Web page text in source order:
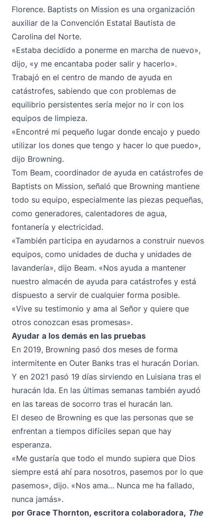
Florence. Baptists on Mission es una organización
auxiliar de la Convención Estatal Bautista de
Carolina del Norte.
«Estaba decidido a ponerme en marcha de nuevo»,
dijo, «y me encantaba poder salir y hacerlo».
Trabajó en el centro de mando de ayuda en
catástrofes, sabiendo que con problemas de
equilibrio persistentes sería mejor no ir con los
equipos de limpieza.
«Encontré mi pequeño lugar donde encajo y puedo
utilizar los dones que tengo y hacer lo que puedo»,
dijo Browning.
Tom Beam, coordinador de ayuda en catástrofes de
Baptists on Mission, señaló que Browning mantiene
todo su equipo, especialmente las piezas pequeñas,
como generadores, calentadores de agua,
fontanería y electricidad.
«También participa en ayudarnos a construir nuevos
equipos, como unidades de ducha y unidades de
lavandería», dijo Beam. «Nos ayuda a mantener
nuestro almacén de ayuda para catástrofes y está
dispuesto a servir de cualquier forma posible.
«Vive su testimonio y ama al Señor y quiere que
otros conozcan esas promesas».
Ayudar a los demás en las pruebas
En 2019, Browning pasó dos meses de forma
intermitente en Outer Banks tras el huracán Dorian.
Y en 2021 pasó 19 días sirviendo en Luisiana tras el
huracán Ida. En las últimas semanas también ayudó
en las tareas de socorro tras el huracán Ian.
El deseo de Browning es que las personas que se
enfrentan a tiempos difíciles sepan que hay
esperanza.
«Me gustaría que todo el mundo supiera que Dios
siempre está ahí para nosotros, pasemos por lo que
pasemos», dijo. «Nos ama… Nunca me ha fallado,
nunca jamás».
por Grace Thornton, escritora colaboradora, The